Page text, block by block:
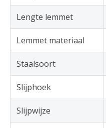
Lengte lemmet
Lemmet materiaal
Staalsoort
Slijphoek
Slijpwijze